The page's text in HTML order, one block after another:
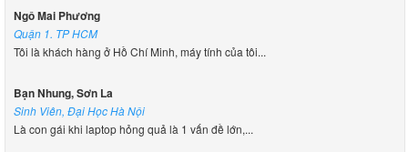
Ngô Mai Phương
Quận 1. TP HCM
Tôi là khách hàng ở Hồ Chí Minh, máy tính của tôi...
Bạn Nhung, Sơn La
Sinh Viên, Đại Học Hà Nội
Là con gái khi laptop hỏng quả là 1 vấn đề lớn,...